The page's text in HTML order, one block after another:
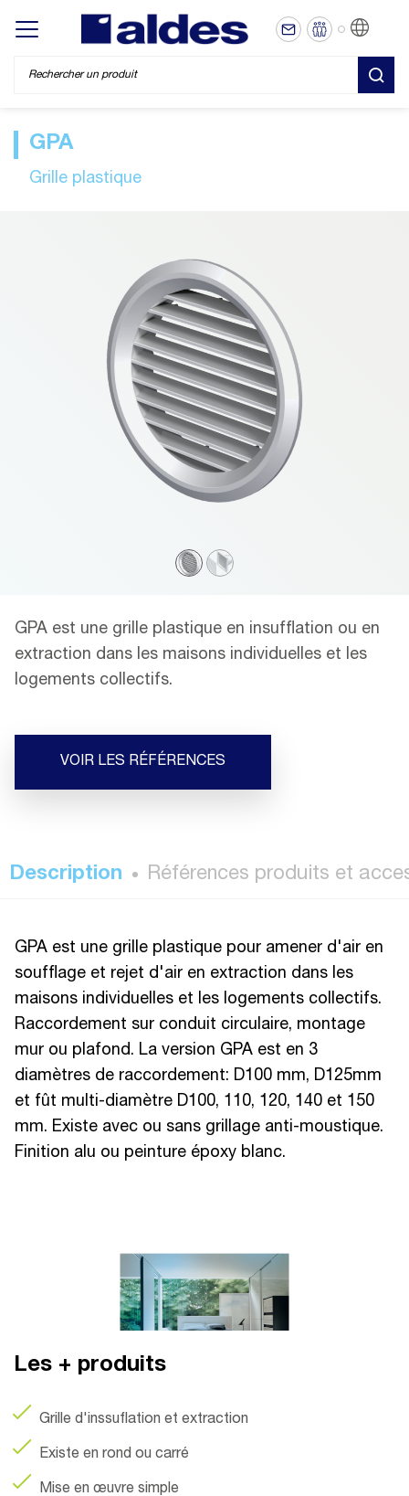
Display/hide main menu
GPA
Grille plastique
GPA est une grille plastique en insufflation ou en
extraction dans les maisons individuelles et les
logements collectifs.
VOIR LES RÉFÉRENCES
Description Références produits et
GPA est une grille plastique pour amener d'air en
soufflage et rejet d'air en extraction dans les
maisons individuelles et les logements collectifs.
Raccordement sur conduit circulaire, montage
mur ou plafond. La version GPA est en 3
diamètres de raccordement: D100 mm, D125mm
et fût multi-diamètre D100, 110, 120, 140 et 150
mm. Existe avec ou sans grillage anti-moustique.
Finition alu ou peinture époxy blanc.
Les + produits
Grille d'inssuflation et extraction
Existe en rond ou carré
Mise en œuvre simple